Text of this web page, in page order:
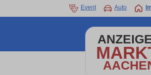
Event Auto